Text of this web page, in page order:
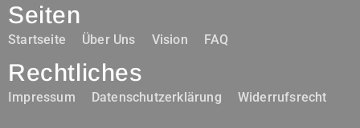
Seiten
Startseite Über Uns Vision FAQ
Rechtliches
Impressum Datenschutzerklärung Widerrufsrecht